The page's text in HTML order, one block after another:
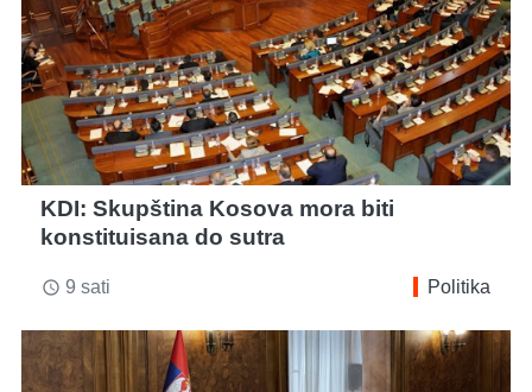
KDI: Skupština Kosova mora biti
konstituisana do sutra
access_time 9 sati Politika